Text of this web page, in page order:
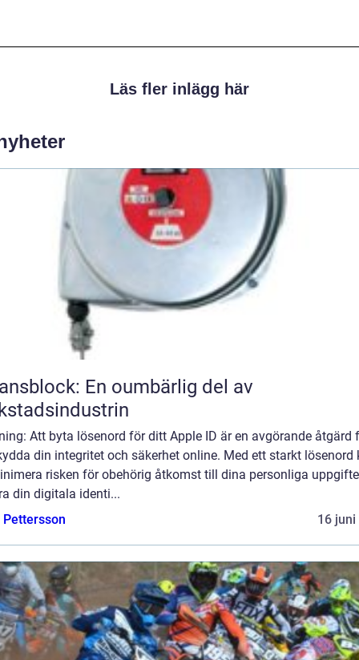
Läs fler inlägg här
En oumbärlig del av
Att byta lösenord för ditt Apple ID är en avgörande åtgärd
din integritet och säkerhet online. Med ett starkt lösenord
risken för obehörig åtkomst till dina personliga
din digitala identi...
16 juni